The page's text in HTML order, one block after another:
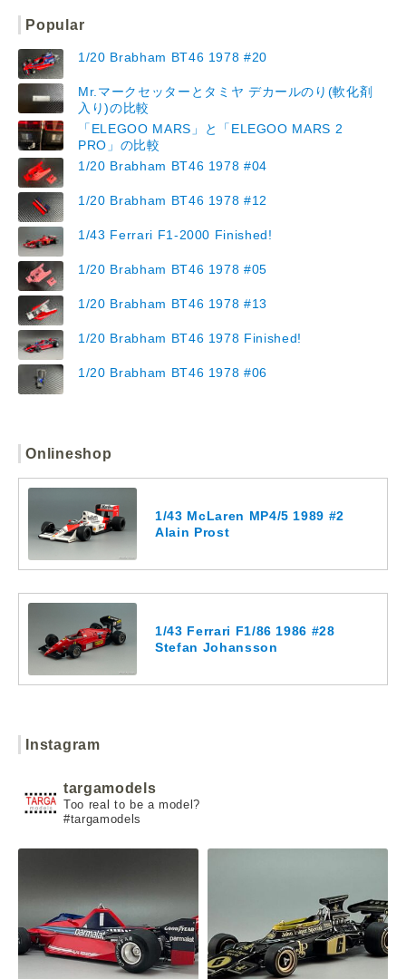
Popular
1/20 Brabham BT46 1978 #20
Mr.マークセッターとタミヤ デカールのり(軟化剤
入り)の比較
「ELEGOO MARS」と「ELEGOO MARS 2
PRO」の比較
1/20 Brabham BT46 1978 #04
1/20 Brabham BT46 1978 #12
1/43 Ferrari F1-2000 Finished!
1/20 Brabham BT46 1978 #05
1/20 Brabham BT46 1978 #13
1/20 Brabham BT46 1978 Finished!
1/20 Brabham BT46 1978 #06
Onlineshop
1/43 McLaren MP4/5 1989 #2
Alain Prost
1/43 Ferrari F1/86 1986 #28
Stefan Johansson
Instagram
targamodels
Too real to be a model?
#targamodels